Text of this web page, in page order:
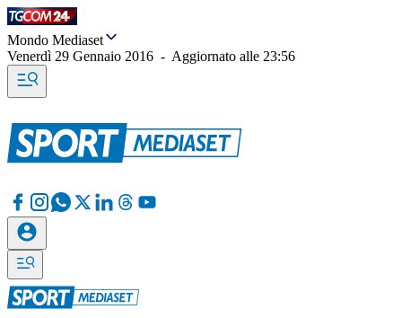
Mondo Mediaset
Venerdì 29 Gennaio 2016 - Aggiornato alle 23:56